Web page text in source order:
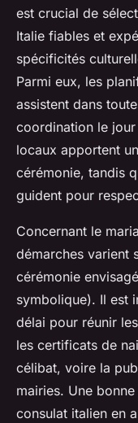
est crucial de
Italie fiables et
spécificités
Parmi eux, les
assistent dans
coordination le
locaux apportent
cérémonie, tandis
guident pour
Concernant le
démarches varient
cérémonie
symbolique). Il est
délai pour réunir
les certificats de
célibat, voire la
mairies. Une
consulat italien en